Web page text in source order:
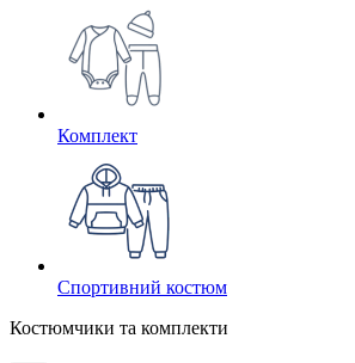
Комплект
Спортивний костюм
Костюмчики та комплекти